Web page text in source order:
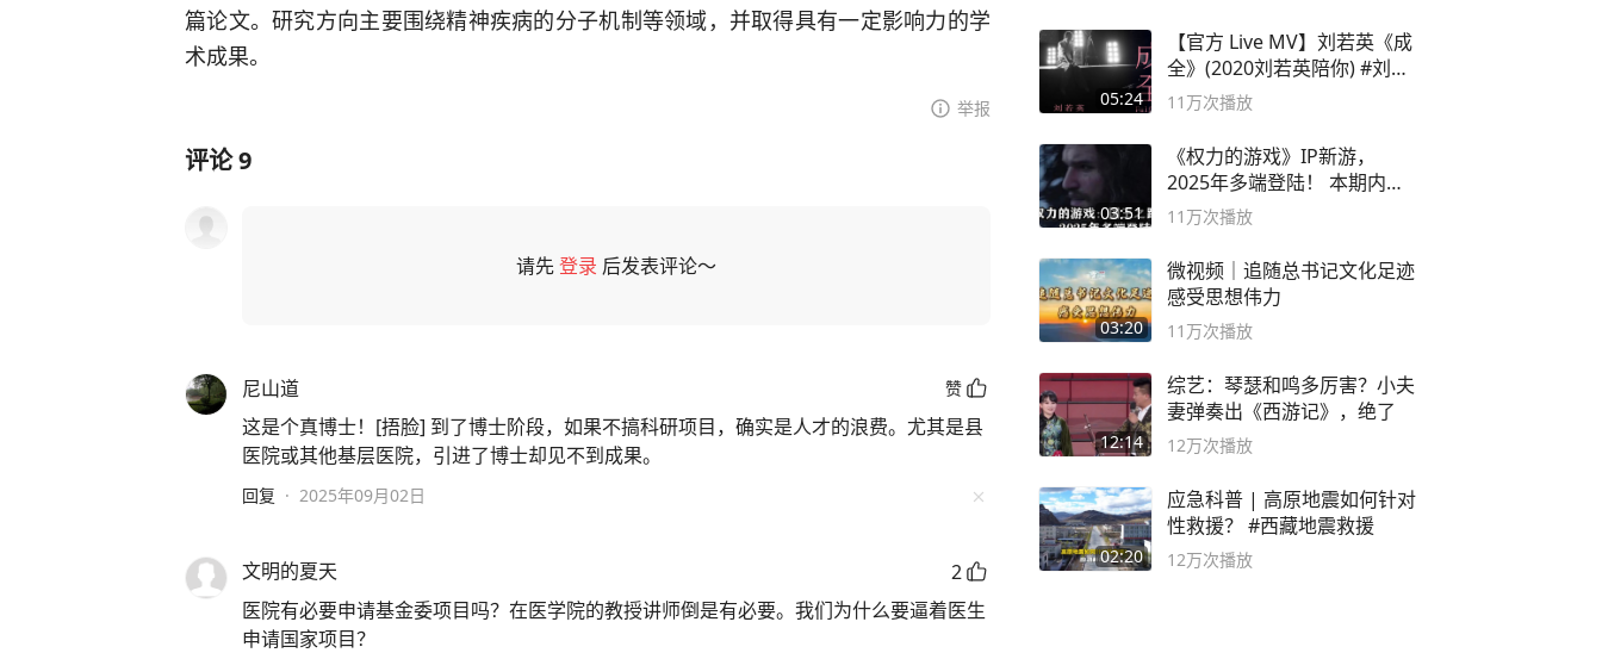
篇论文。研究方向主要围绕精神疾病的分子机制等领域，并取得具有一定影响力的学
术成果。
举报
评论9
请先登录 后发表评论～
尼山道 赞
这是个真博士！[捂脸] 到了博士阶段，如果不搞科研项目，确实是人才的浪费。尤其是县
医院或其他基层医院，引进了博士却见不到成果。
回复 · 2025年09月02日
文明的夏天
2
医院有必要申请基金委项目吗？在医学院的教授讲师倒是有必要。我们为什么要逼着医生
申请国家项目？
05:24
【官方 Live MV】刘若英《成
全》(2020刘若英陪你) #刘若
英 #成全
11万次播放
03:51
《权力的游戏》IP新游，
2025年多端登陆！ 本期内容
概要
11万次播放
03:20
微视频｜追随总书记文化足迹
感受思想伟力
11万次播放
12:14
综艺：琴瑟和鸣多厉害？小夫
妻弹奏出《西游记》，绝了
12万次播放
02:20
应急科普 | 高原地震如何针对
性救援？ #西藏地震救援
12万次播放